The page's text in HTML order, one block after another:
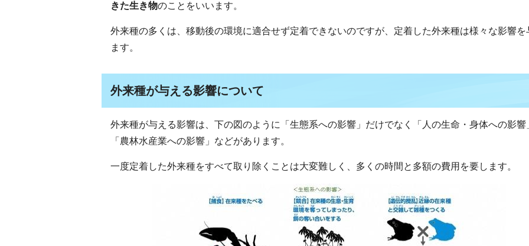
きた生き物のことをいいます。
外来種の多くは、移動後の環境に適合せず定着できないのですが、定着した外来種は様々な影響を
ます。
外来種が与える影響について
外来種が与える影響は、下の図のように「生態系への影響」だけでなく「人の生命・身体への影響
「農林水産業への影響」などがあります。
一度定着した外来種をすべて取り除くことは大変難しく、多くの時間と多額の費用を要します。